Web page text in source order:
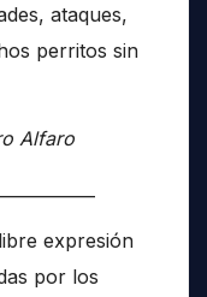
ataques,
perritos sin
Alfaro
expresión
por los